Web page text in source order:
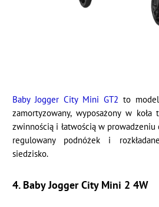
Baby Jogger City Mini GT2 to model
zamortyzowany, wyposażony w koła
zwinnością i łatwością w prowadzeniu
regulowany podnóżek i
siedzisko.
4. Baby Jogger City Mini 2 4W